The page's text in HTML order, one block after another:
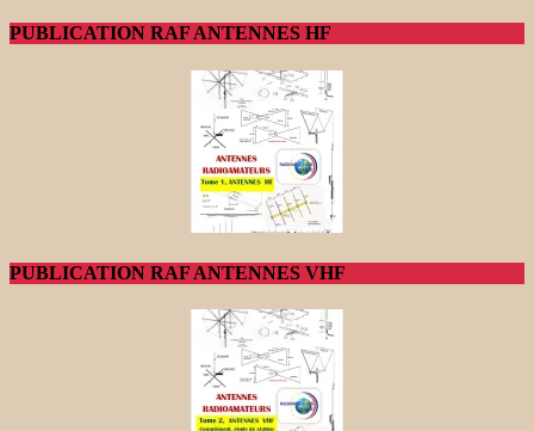
PUBLICATION RAF ANTENNES HF
PUBLICATION RAF ANTENNES VHF